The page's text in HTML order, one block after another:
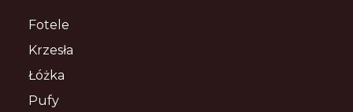
Fotele
Krzesła
Łóżka
Pufy